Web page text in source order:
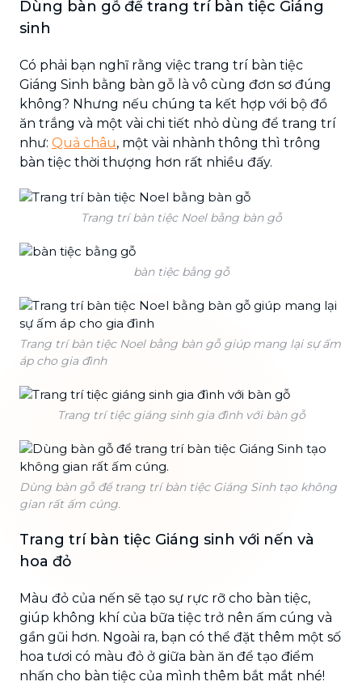
Dùng bàn gỗ để trang trí bàn tiệc Giáng
sinh
Có phải bạn nghĩ rằng việc trang trí bàn tiệc
Giáng Sinh bằng bàn gỗ là vô cùng đơn sơ đúng
không? Nhưng nếu chúng ta kết hợp với bộ đồ
ăn trắng và một vài chi tiết nhỏ dùng để trang trí
như: Quả châu, một vài nhành thông thì trông
bàn tiệc thời thượng hơn rất nhiều đấy.
Trang trí bàn tiệc Noel bằng bàn gỗ
bàn tiệc bằng gỗ
Trang trí bàn tiệc Noel bằng bàn gỗ giúp mang lại sự ấm
áp cho gia đình
Trang trí tiệc giáng sinh gia đình với bàn gỗ
Dùng bàn gỗ để trang trí bàn tiệc Giáng Sinh tạo không
gian rất ấm cúng.
Trang trí bàn tiệc Giáng sinh với nến và
hoa đỏ
Màu đỏ của nến sẽ tạo sự rực rỡ cho bàn tiệc,
giúp không khí của bữa tiệc trở nên ấm cúng và
gần gũi hơn. Ngoài ra, bạn có thể đặt thêm một số
hoa tươi có màu đỏ ở giữa bàn ăn để tạo điểm
nhấn cho bàn tiệc của mình thêm bắt mắt nhé!